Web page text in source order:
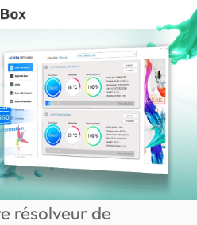
résolveur de